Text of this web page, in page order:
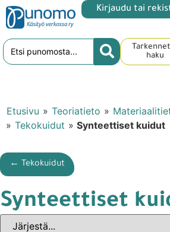
Kirjaudu tai
haku
Etusivu » Teoriatieto »
» Tekokuidut » Synteettiset kuidut
← Tekokuidut
Synteettiset